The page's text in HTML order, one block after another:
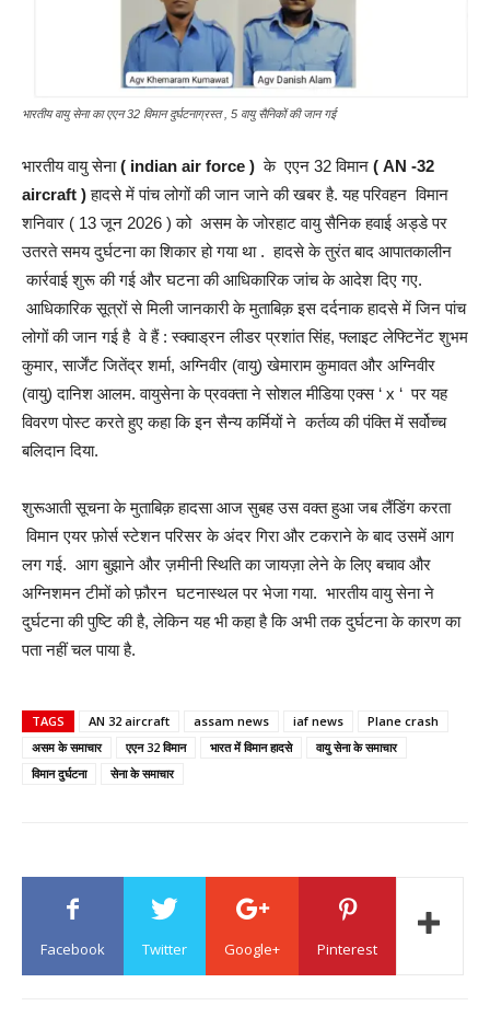
भारतीय वायु सेना का एएन 32 विमान दुर्घटनाग्रस्त , 5 वायु सैनिकों की जान गई
भारतीय वायु सेना( indian air force ) के एएन 32 विमान ( AN -32
aircraft )हादसे में पांच लोगों की जान जाने की खबर है. यह परिवहन विमान
शनिवार ( 13 जून 2026 ) को असम के जोरहाट वायु सैनिक हवाई अड्डे पर
उतरते समय दुर्घटना का शिकार हो गया था . हादसे के तुरंत बाद आपातकालीन
कार्रवाई शुरू की गई और घटना की आधिकारिक जांच के आदेश दिए गए.
आधिकारिक सूत्रों से मिली जानकारी के मुताबिक़ इस दर्दनाक हादसे में जिन पांच
लोगों की जान गई है वे हैं : स्क्वाड्रन लीडर प्रशांत सिंह, फ्लाइट लेफ्टिनेंट शुभम
कुमार, सार्जेंट जितेंद्र शर्मा, अग्निवीर (वायु) खेमाराम कुमावत और अग्निवीर
(वायु) दानिश आलम. वायुसेना के प्रवक्ता ने सोशल मीडिया एक्स ‘ x ‘ पर यह
विवरण पोस्ट करते हुए कहा कि इन सैन्य कर्मियों ने कर्तव्य की पंक्ति में सर्वोच्च
बलिदान दिया.
शुरूआती सूचना के मुताबिक़ हादसा आज सुबह उस वक्त हुआ जब लैंडिंग करता
विमान एयर फ़ोर्स स्टेशन परिसर के अंदर गिरा और टकराने के बाद उसमें आग
लग गई. आग बुझाने और ज़मीनी स्थिति का जायज़ा लेने के लिए बचाव और
अग्निशमन टीमों को फ़ौरन घटनास्थल पर भेजा गया. भारतीय वायु सेना ने
दुर्घटना की पुष्टि की है, लेकिन यह भी कहा है कि अभी तक दुर्घटना के कारण का
पता नहीं चल पाया है.
TAGS AN 32 aircraft assam news iaf news
Plane crash
असम के समाचार
एएन 32 विमान भारत में विमान हादसे
वायु सेना के समाचार
विमान दुर्घटना
सेना के समाचार
Facebook Twitter Google+ Pinterest